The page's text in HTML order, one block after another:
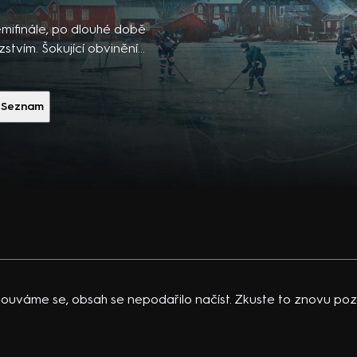
po dlouhé době
Šokující obvinění
loajalitu v těsně
Hrají A. Opheimová,
Seznam
se, obsah se nepodařilo načíst. Zkuste to znovu
K.